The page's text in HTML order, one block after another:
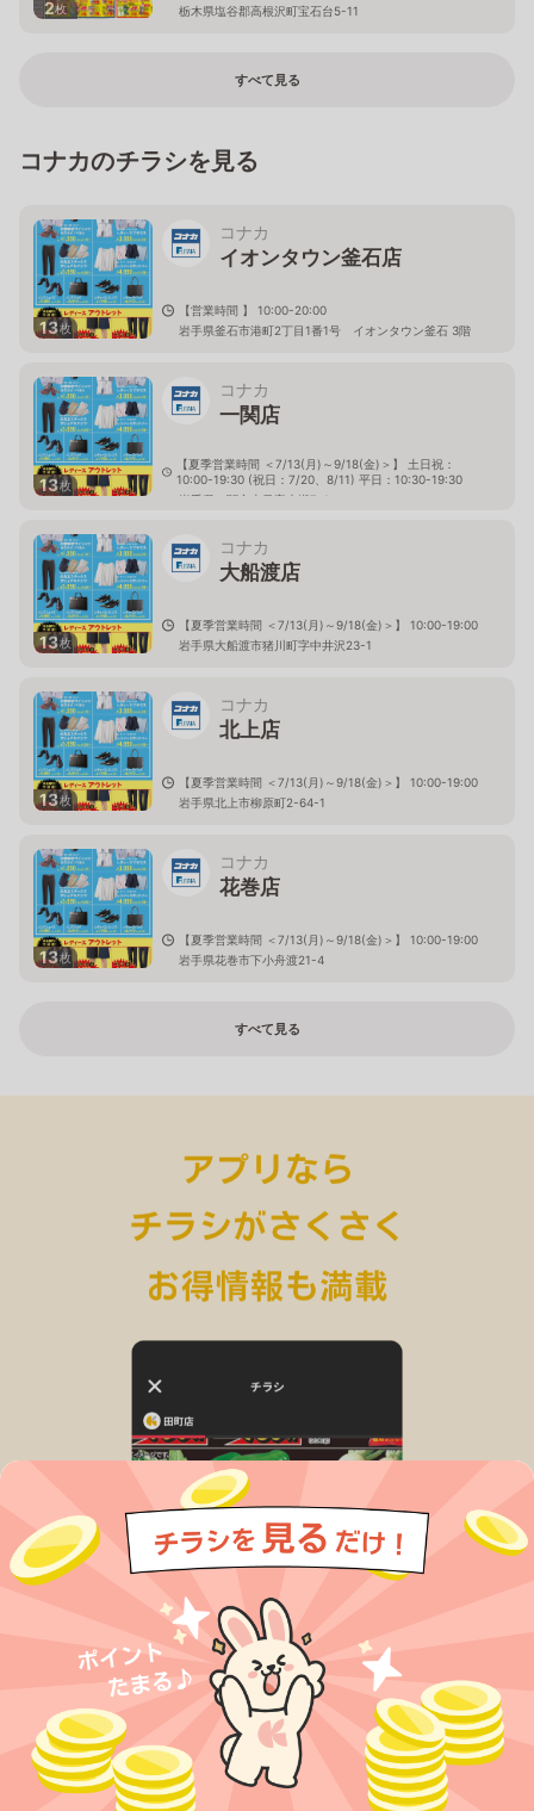
2枚
栃木県塩谷郡高根沢町宝石台5-11
すべて見る
コナカのチラシを見る
13枚
コナカ
イオンタウン釜石店
【営業時間 】 10:00-20:00
岩手県釜石市港町2丁目1番1号 イオンタウン釜石 3階
13枚
コナカ
一関店
【夏季営業時間 ＜7/13(月)～9/18(金)＞】 土日祝：
10:00-19:30 (祝日：7/20、8/11) 平日：10:30-19:30
岩手県一関市山目字大槻7-1
13枚
コナカ
大船渡店
【夏季営業時間 ＜7/13(月)～9/18(金)＞】 10:00-19:00
岩手県大船渡市猪川町字中井沢23-1
13枚
コナカ
北上店
【夏季営業時間 ＜7/13(月)～9/18(金)＞】 10:00-19:00
岩手県北上市柳原町2-64-1
13枚
コナカ
花巻店
【夏季営業時間 ＜7/13(月)～9/18(金)＞】 10:00-19:00
岩手県花巻市下小舟渡21-4
すべて見る